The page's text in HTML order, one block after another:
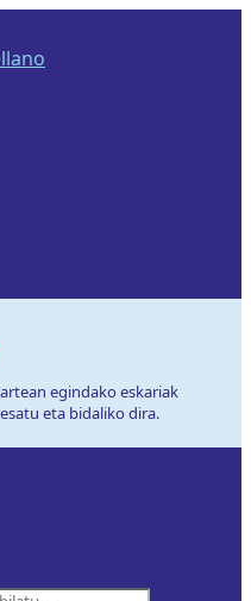
egindako eskariak
eta bidaliko dira.